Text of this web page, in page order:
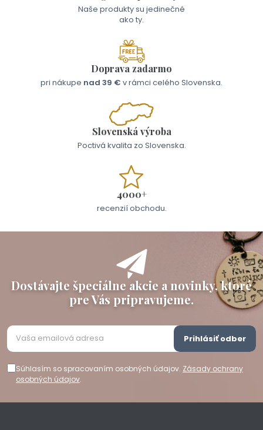
Naše produkty su jedinečné
ako ty.
Doprava zadarmo
pri nákupe nad 39 € v rámci celého Slovenska.
Slovenská výroba
Poctivá kvalita zo Slovenska.
4000+
recenzií obchodu.
Dostávajte špeciálne akcie a novinky, ktoré
pre Vás pripravujeme.
Súhlasím so spracovaním osobných údajov. Zásady ochrany
osobných údajov.
Prihlásiť odber